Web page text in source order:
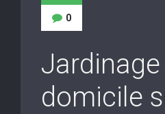
0
Jardinage
domicile